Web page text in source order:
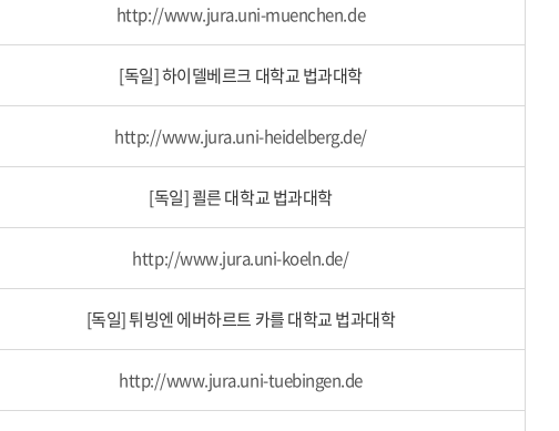
http://www.jura.uni-muenchen.de
[독일] 하이델베르크 대학교 법과대학
http://www.jura.uni-heidelberg.de/
[독일] 쾰른 대학교 법과대학
http://www.jura.uni-koeln.de/
[독일] 튀빙엔 에버하르트 카를 대학교 법과대학
http://www.jura.uni-tuebingen.de